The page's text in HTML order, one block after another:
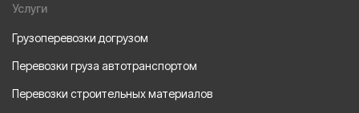
Услуги
Грузоперевозки догрузом
Перевозки груза автотранспортом
Перевозки строительных материалов